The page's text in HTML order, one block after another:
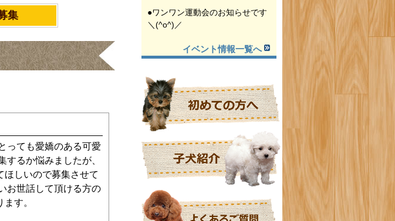
集
っても愛嬌のある可愛
するか悩みましたが、
ほしいので募集させて
お世話して頂ける方の
す。
●ワンワン運動会のお知らせです
＼(^o^)／
イベント情報一覧へ